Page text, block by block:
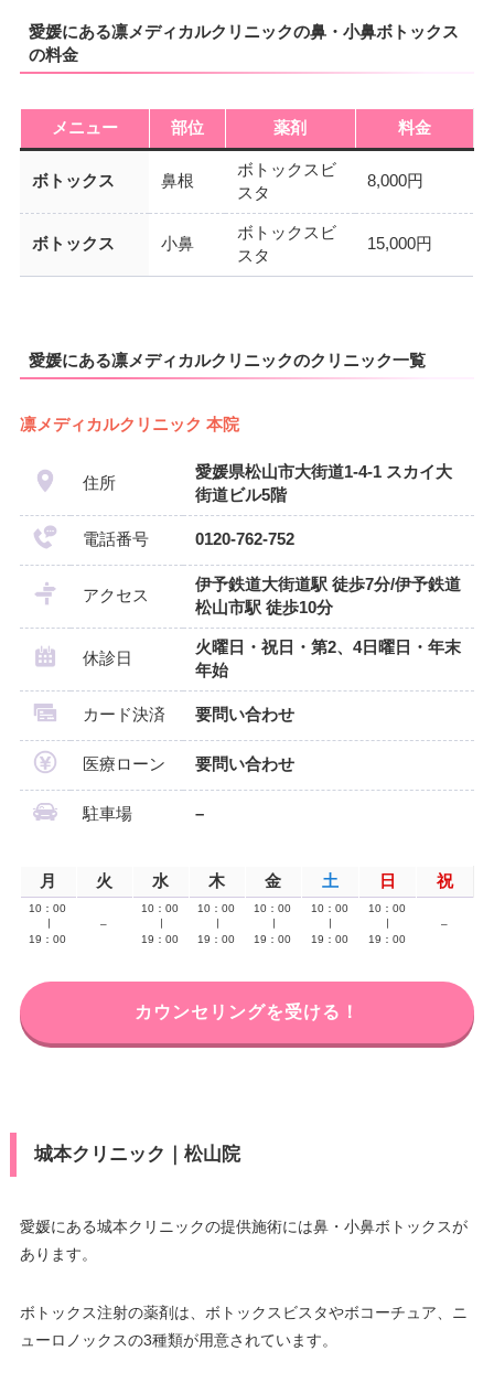
愛媛にある凛メディカルクリニックの鼻・小鼻ボトックス
の料金
メニュー 部位 薬剤 料金
ボトックス 鼻根
ボトックスビ
スタ
8,000円
ボトックス 小鼻
ボトックスビ
スタ
15,000円
愛媛にある凛メディカルクリニックのクリニック一覧
凛メディカルクリニック 本院
住所
愛媛県松山市大街道1-4-1 スカイ大
街道ビル5階
電話番号 0120-762-752
アクセス
伊予鉄道大街道駅 徒歩7分/伊予鉄道
松山市駅 徒歩10分
休診日
火曜日・祝日・第2、4日曜日・年末
年始
カード決済 要問い合わせ
医療ローン 要問い合わせ
駐車場 –
月 火 水 木 金 土 日 祝
10：00
19：00
–
10：00
19：00
10：00
19：00
10：00
19：00
10：00
19：00
10：00
19：00
–
カウンセリングを受ける！
城本クリニック｜松山院
愛媛にある城本クリニックの提供施術には鼻・小鼻ボトックスが
あります。
ボトックス注射の薬剤は、ボトックスビスタやボコーチュア、ニ
ューロノックスの3種類が用意されています。